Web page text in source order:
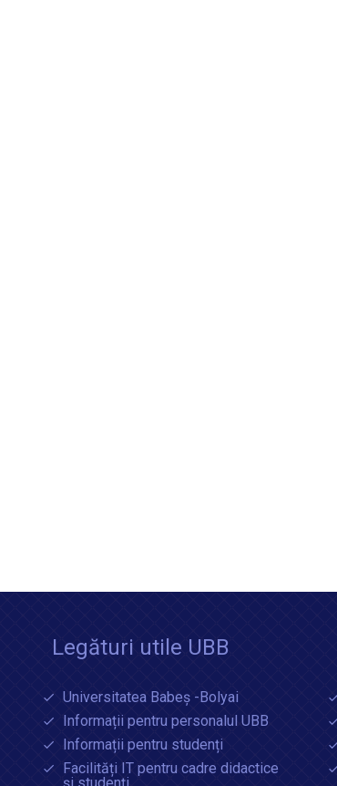
Legături utile UBB
Universitatea Babeș -Bolyai
Informații pentru personalul UBB
Informații pentru studenți
Facilități IT pentru cadre didactice